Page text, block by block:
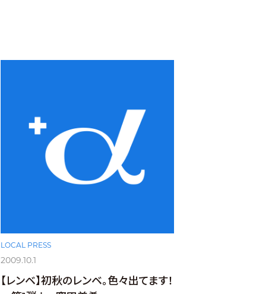
LOCAL PRESS
2009.10.1
【レンベ】初秋のレンベ。色々出てます！